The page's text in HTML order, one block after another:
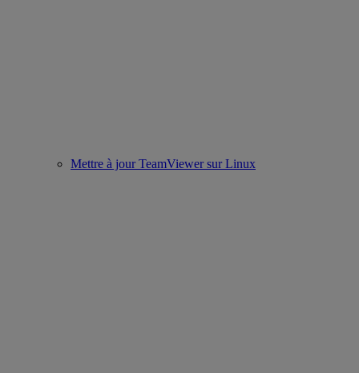
Mettre à jour TeamViewer sur Linux